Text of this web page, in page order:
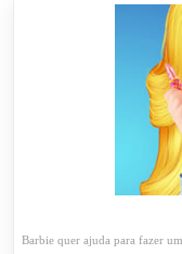
Barbie quer ajuda para fazer